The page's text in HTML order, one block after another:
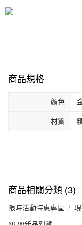
商品規格
顏色
材質
商品相關分類 (3)
限時活動特惠專區